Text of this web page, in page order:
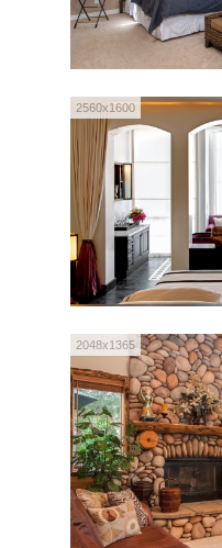
2560x1600
2048x1365